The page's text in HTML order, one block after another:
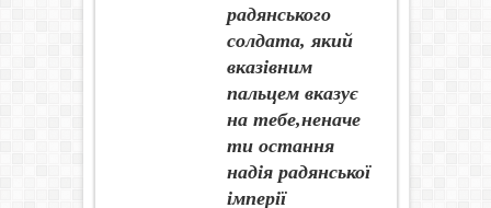
радянського
солдата, який
вказівним
пальцем вказує
на тебе,неначе
ти остання
надія радянської
імперії